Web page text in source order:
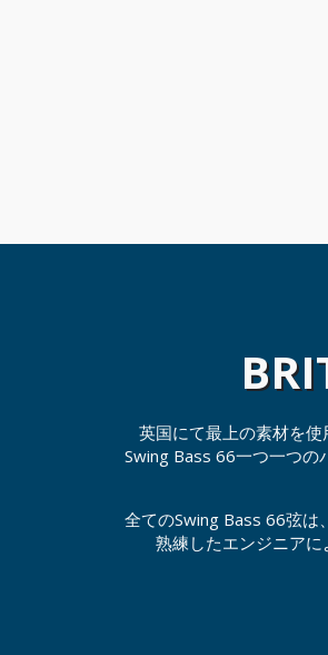
英国にて最上の素材を使
Swing Bass 66一つ一つの
全てのSwing Bass 66弦は
熟練したエンジニアに